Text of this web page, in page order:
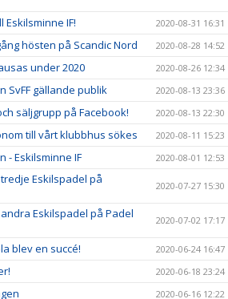
IF!
2020-08-31 16:31
hösten på Scandic Nord 2020-08-28 14:52
under 2020 2020-08-26 12:34
SvFF gällande publik 2020-08-13 23:36
säljgrupp på Facebook! 2020-08-13 22:30
till vårt klubbhus sökes 2020-08-11 15:23
- Eskilsminne IF 2020-08-01 12:53
Eskilspadel på
2020-07-27 15:30
Eskilspadel på Padel
2020-07-02 17:17
blev en succé! 2020-06-24 16:47
2020-06-18 23:24
2020-06-16 12:22